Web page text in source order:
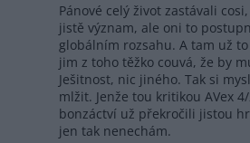
Pánové celý život zastávali
jistě význam, ale oni to
globálním rozsahu. A tam už
jim z toho těžko couvá, že by
Ješitnost, nic jiného. Tak si
mlžit. Jenže tou kritikou AVex
bonzáctví už překročili jistou
jen tak nenechám.